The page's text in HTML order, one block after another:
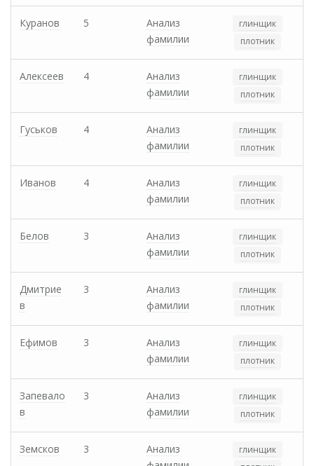
Куранов 5
Анализ
фамилии
глинщик
плотник
Алексеев 4
Анализ
фамилии
глинщик
плотник
Гуськов 4
Анализ
фамилии
глинщик
плотник
Иванов 4
Анализ
фамилии
глинщик
плотник
Белов 3
Анализ
фамилии
глинщик
плотник
Дмитрие
в
3
Анализ
фамилии
глинщик
плотник
Ефимов 3
Анализ
фамилии
глинщик
плотник
Запевало
в
3
Анализ
фамилии
глинщик
плотник
Земсков 3
Анализ
глинщик